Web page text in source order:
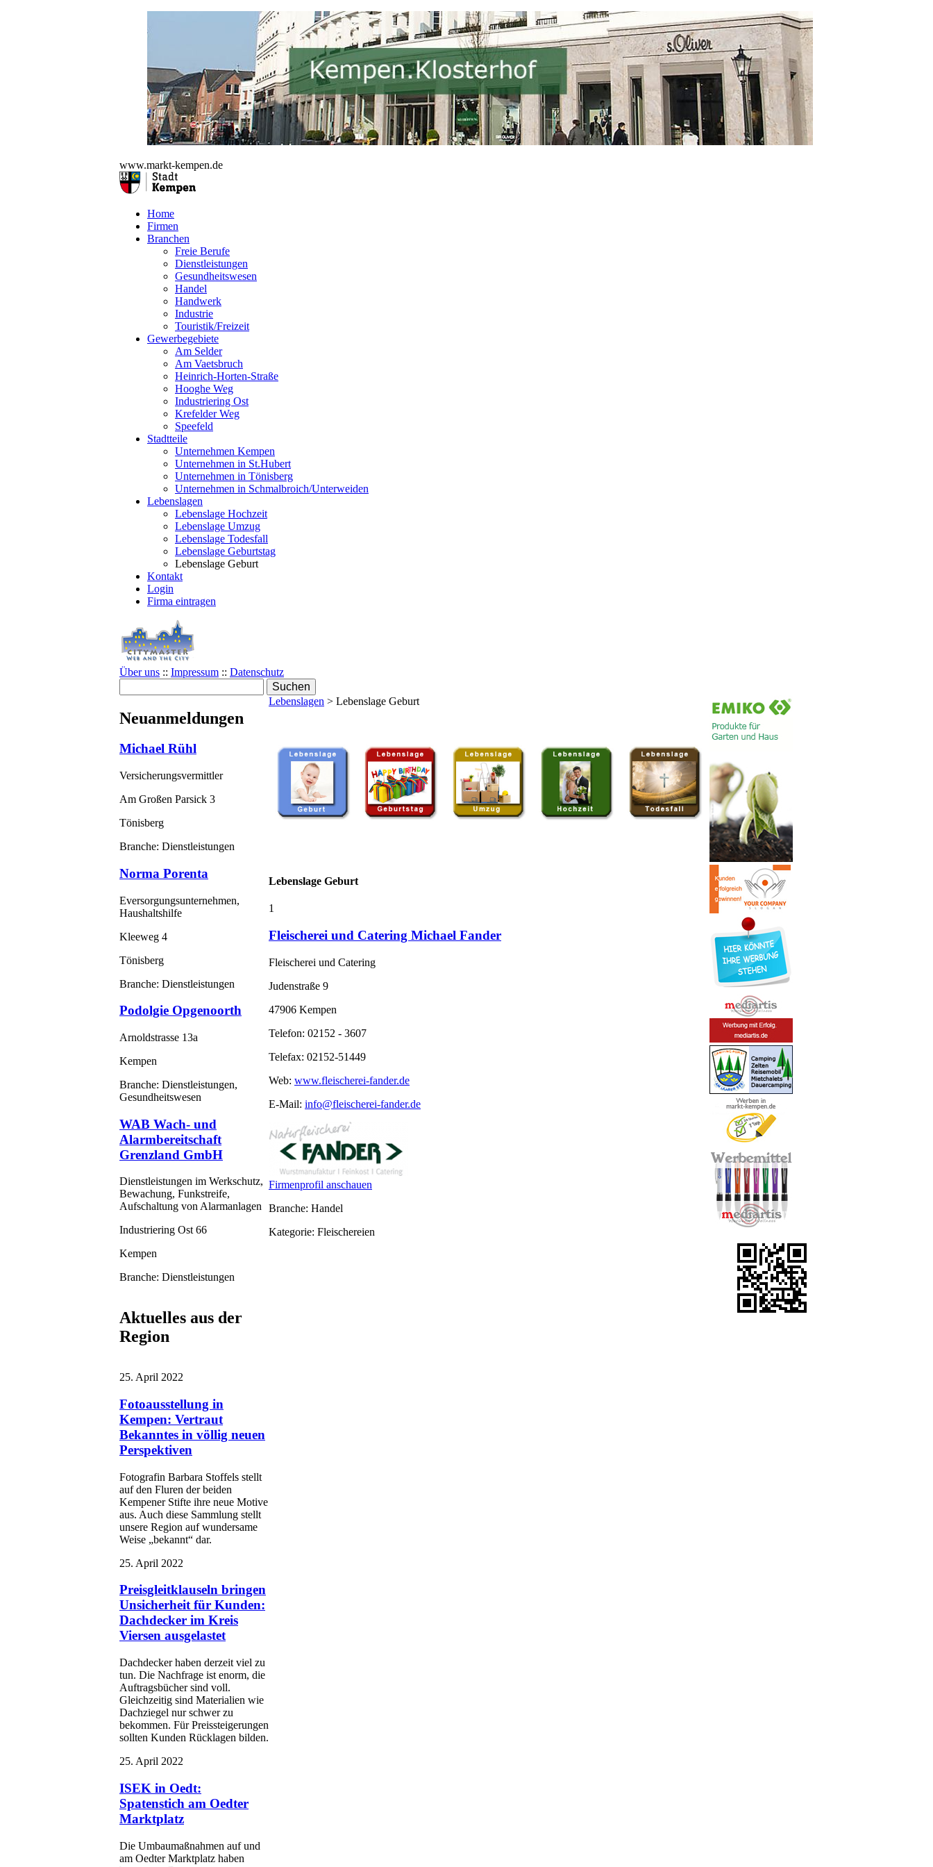
www.markt-kempen.de
Home
Firmen
Branchen
Freie Berufe
Dienstleistungen
Gesundheitswesen
Handel
Handwerk
Industrie
Touristik/Freizeit
Gewerbegebiete
Am Selder
Am Vaetsbruch
Heinrich-Horten-Straße
Hooghe Weg
Industriering Ost
Krefelder Weg
Speefeld
Stadtteile
Unternehmen Kempen
Unternehmen in St.Hubert
Unternehmen in Tönisberg
Unternehmen in Schmalbroich/Unterweiden
Lebenslagen
Lebenslage Hochzeit
Lebenslage Umzug
Lebenslage Todesfall
Lebenslage Geburtstag
Lebenslage Geburt
Kontakt
Login
Firma eintragen
Über uns :: Impressum :: Datenschutz
Neuanmeldungen
Michael Rühl
Versicherungsvermittler
Am Großen Parsick 3
Tönisberg
Branche: Dienstleistungen
Norma Porenta
Eversorgungsunternehmen,
Haushaltshilfe
Kleeweg 4
Tönisberg
Branche: Dienstleistungen
Podolgie Opgenoorth
Arnoldstrasse 13a
Kempen
Branche: Dienstleistungen,
Gesundheitswesen
WAB Wach- und
Alarmbereitschaft
Grenzland GmbH
Dienstleistungen im Werkschutz,
Bewachung, Funkstreife,
Aufschaltung von Alarmanlagen
Industriering Ost 66
Kempen
Branche: Dienstleistungen
Aktuelles aus der
Region
25. April 2022
Fotoausstellung in
Kempen: Vertraut
Bekanntes in völlig neuen
Perspektiven
Fotografin Barbara Stoffels stellt
auf den Fluren der beiden
Kempener Stifte ihre neue Motive
aus. Auch diese Sammlung stellt
unsere Region auf wundersame
Weise „bekannt“ dar.
25. April 2022
Preisgleitklauseln bringen
Unsicherheit für Kunden:
Dachdecker im Kreis
Viersen ausgelastet
Dachdecker haben derzeit viel zu
tun. Die Nachfrage ist enorm, die
Auftragsbücher sind voll.
Gleichzeitig sind Materialien wie
Dachziegel nur schwer zu
bekommen. Für Preissteigerungen
sollten Kunden Rücklagen bilden.
25. April 2022
ISEK in Oedt:
Spatenstich am Oedter
Marktplatz
Die Umbaumaßnahmen auf und
am Oedter Marktplatz haben
Lebenslagen > Lebenslage Geburt
Lebenslage Geburt
1
Fleischerei und Catering Michael Fander
Fleischerei und Catering
Judenstraße 9
47906 Kempen
Telefon: 02152 - 3607
Telefax: 02152-51449
Web: www.fleischerei-fander.de
E-Mail: info@fleischerei-fander.de
Firmenprofil anschauen
Branche: Handel
Kategorie: Fleischereien